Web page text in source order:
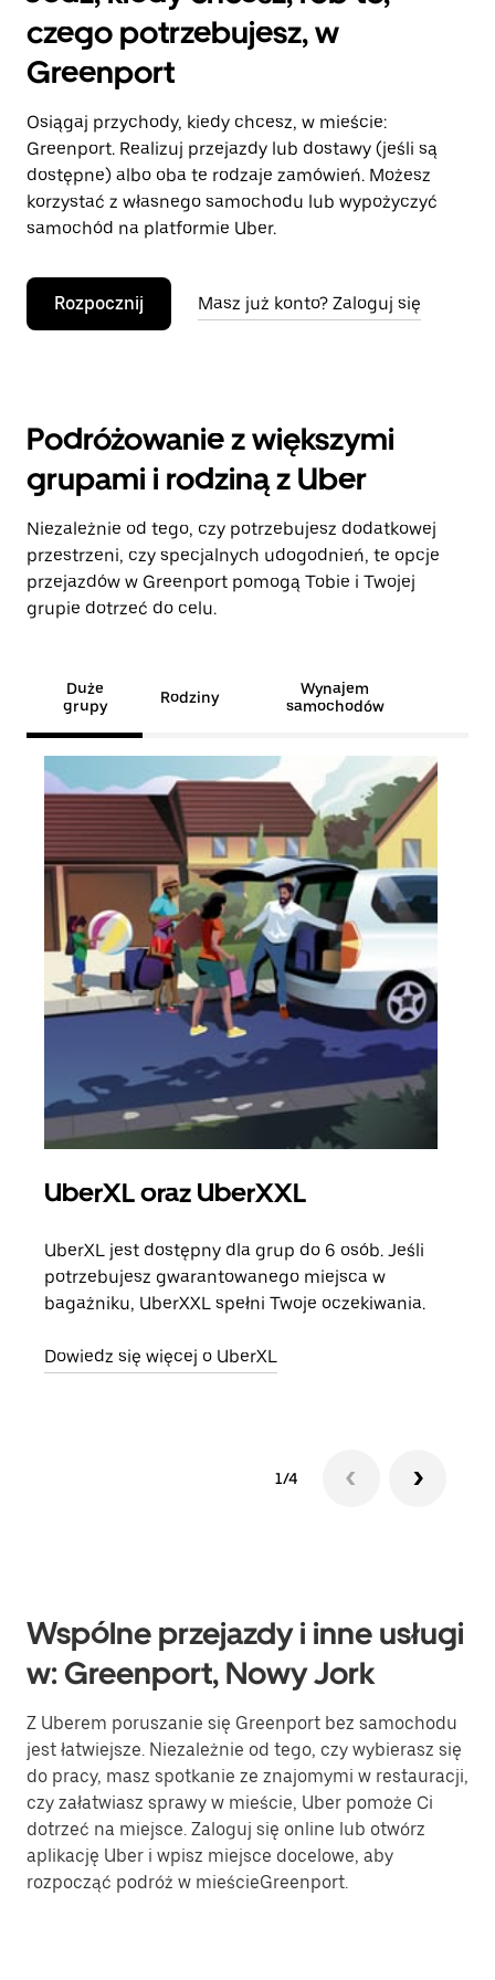
czego potrzebujesz, w
Greenport
Osiągaj przychody, kiedy chcesz, w mieście:
Greenport. Realizuj przejazdy lub dostawy (jeśli są
dostępne) albo oba te rodzaje zamówień. Możesz
korzystać z własnego samochodu lub wypożyczyć
samochód na platformie Uber.
Rozpocznij Masz już konto? Zaloguj się
Podróżowanie z większymi
grupami i rodziną z Uber
Niezależnie od tego, czy potrzebujesz dodatkowej
przestrzeni, czy specjalnych udogodnień, te opcje
przejazdów w Greenport pomogą Tobie i Twojej
grupie dotrzeć do celu.
Duże
grupy
Rodziny
Wynajem
samochodów
UberXL oraz UberXXL
UberXL jest dostępny dla grup do 6 osób. Jeśli
potrzebujesz gwarantowanego miejsca w
bagażniku, UberXXL spełni Twoje oczekiwania.
Dowiedz się więcej o UberXL
1/4
Wspólne przejazdy i inne usługi
w: Greenport, Nowy Jork
Z Uberem poruszanie się Greenport bez samochodu
jest łatwiejsze. Niezależnie od tego, czy wybierasz się
do pracy, masz spotkanie ze znajomymi w restauracji,
czy załatwiasz sprawy w mieście, Uber pomoże Ci
dotrzeć na miejsce. Zaloguj się online lub otwórz
aplikację Uber i wpisz miejsce docelowe, aby
rozpocząć podróż w mieścieGreenport.